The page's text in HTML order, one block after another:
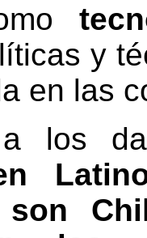
y
en las
los
son